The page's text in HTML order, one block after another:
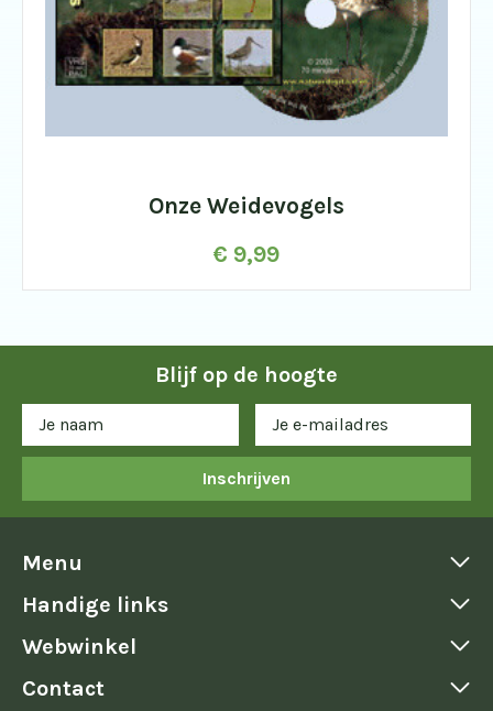
Onze Weidevogels
€ 9,99
Blijf op de hoogte
Inschrijven
Menu
Handige links
Webwinkel
Contact